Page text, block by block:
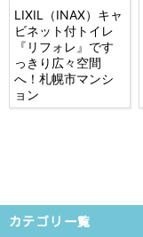
LIXIL（INAX）キャ
ビネット付トイレ
『リフォレ』です
っきり広々空間
へ！札幌市マンシ
ョン
カテゴリ一覧